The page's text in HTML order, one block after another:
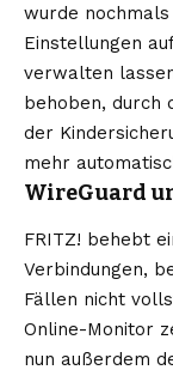
wurde
Einstellungen
verwalten
behoben, durch
der
mehr
WireGuard
FRITZ! behebt
Verbindungen,
Fällen nicht
Online-Monitor
nun außerdem